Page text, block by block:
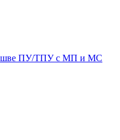
ПУ/ТПУ с МП и МС